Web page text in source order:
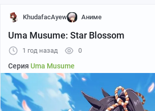
Автор:
KhudafacAyew Аниме
Uma Musume: Star Blossom
1 год назад 0
Серия Uma Musume